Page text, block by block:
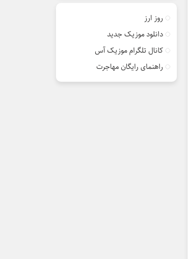
روز ارز
دانلود موزیک جدید
کانال تلگرام موزیک آس
راهنمای رایگان مهاجرت